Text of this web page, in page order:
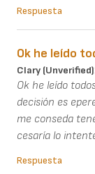
Respuesta
Ok he leído
Clary (unverified)
Ok he leído
decisión es
me conseda
cesaría lo
Respuesta